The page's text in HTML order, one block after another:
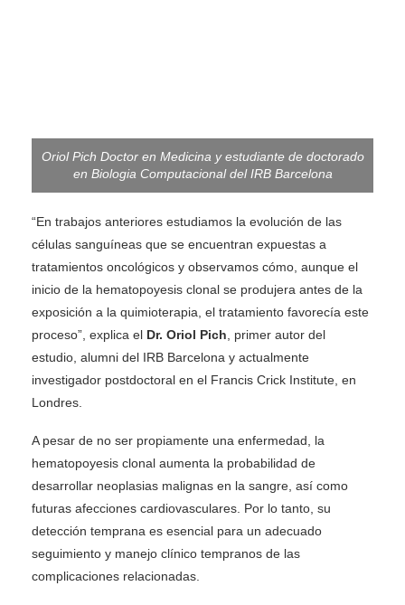
Oriol Pich Doctor en Medicina y estudiante de doctorado
en Biologia Computacional del IRB Barcelona
“En trabajos anteriores estudiamos la evolución de las
células sanguíneas que se encuentran expuestas a
tratamientos oncológicos y observamos cómo, aunque el
inicio de la hematopoyesis clonal se produjera antes de la
exposición a la quimioterapia, el tratamiento favorecía este
proceso”, explica el Dr. Oriol Pich , primer autor del
estudio, alumni del IRB Barcelona y actualmente
investigador postdoctoral en el Francis Crick Institute, en
Londres.
A pesar de no ser propiamente una enfermedad, la
hematopoyesis clonal aumenta la probabilidad de
desarrollar neoplasias malignas en la sangre, así como
futuras afecciones cardiovasculares. Por lo tanto, su
detección temprana es esencial para un adecuado
seguimiento y manejo clínico tempranos de las
complicaciones relacionadas.